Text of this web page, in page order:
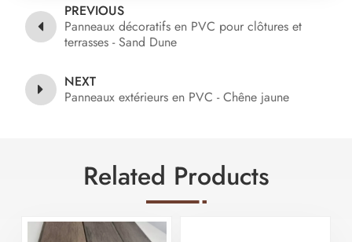
PREVIOUS
Panneaux décoratifs en PVC pour clôtures et
terrasses - Sand Dune
NEXT
Panneaux extérieurs en PVC - Chêne jaune
Related Products